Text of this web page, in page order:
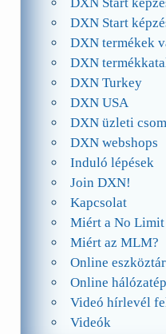
DXN Start
DXN Start
DXN termékek
DXN
DXN Turkey
DXN USA
DXN üzleti
DXN webshops
Induló lépések
Join DXN!
Kapcsolat
Miért a No Limit
Miért az MLM?
Online
Online
Videó hírlevél
Videók